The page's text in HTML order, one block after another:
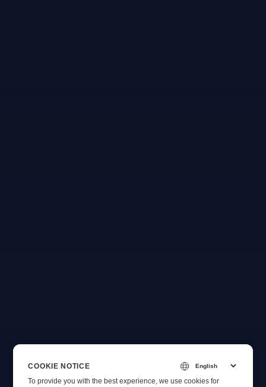
COOKIE NOTICE
To provide you with the best experience, we use cookies for